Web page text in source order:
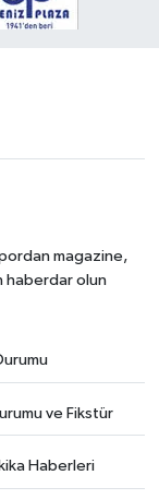
magazine,
haberdar olun
ve Fikstür
Haberleri